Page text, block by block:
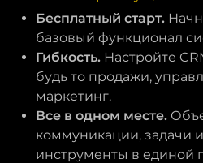
Бесплатный старт.
базовый функционал
Гибкость. Настройте
будь то продажи,
маркетинг.
Все в одном месте.
коммуникации, задачи
инструменты в единой